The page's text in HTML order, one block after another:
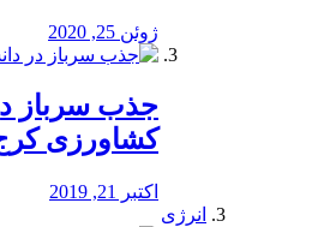
ژوئن 25, 2020
جذب سرباز
کشاورزی
اکتبر 21, 2019
انرژی